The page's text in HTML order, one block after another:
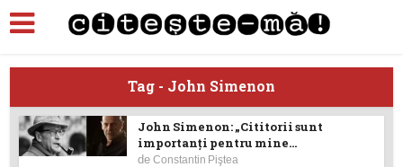
Tag - John Simenon
John Simenon: „Cititorii sunt
importanţi pentru mine...
deConstantin Piştea